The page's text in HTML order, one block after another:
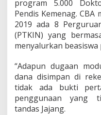
program 5.000
Pendis Kemenag.
2019 ada 8
(PTKIN) yang
menyalurkan beasiswa
“Adapun dugaan
dana disimpan di
tidak ada bukti
penggunaan yang
tandas Jajang.